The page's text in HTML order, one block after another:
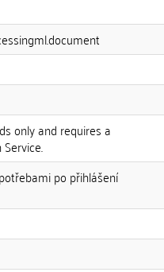
only and requires a
po přihlášení